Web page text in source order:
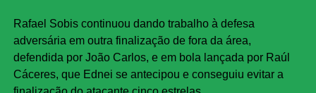
Rafael Sobis continuou dando trabalho à defesa
adversária em outra finalização de fora da área,
defendida por João Carlos, e em bola lançada por Raúl
Cáceres, que Ednei se antecipou e conseguiu evitar a